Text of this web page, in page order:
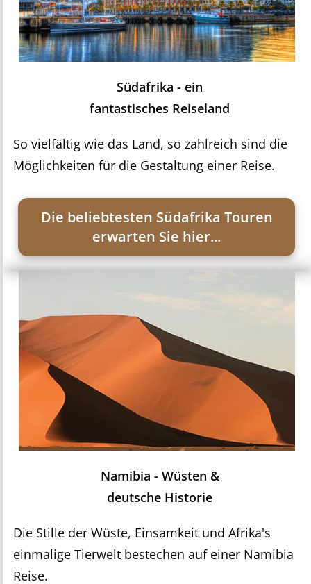
Südafrika - ein
fantastisches Reiseland
So vielfältig wie das Land, so zahlreich sind die
Möglichkeiten für die Gestaltung einer Reise.
Die beliebtesten Südafrika Touren
erwarten Sie hier...
Namibia - Wüsten &
deutsche Historie
Die Stille der Wüste, Einsamkeit und Afrika's
einmalige Tierwelt bestechen auf einer Namibia
Reise.